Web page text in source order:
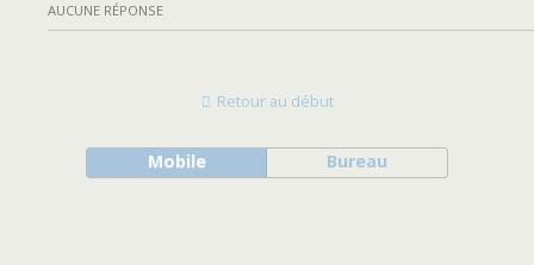
AUCUNE RÉPONSE
Retour au début
Mobile Bureau